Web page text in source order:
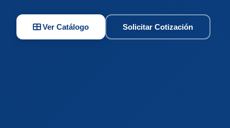
Ver Catálogo Solicitar Cotización